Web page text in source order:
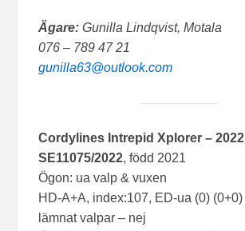
Ägare:Gunilla Lindqvist, Motala
076 – 789 47 21
gunilla63@outlook.com
Cordylines Intrepid Xplorer – 2022
SE11075/2022, född 2021
Ögon: ua valp & vuxen
HD-A+A, index:107, ED-ua (0) (0+0)
lämnat valpar – nej